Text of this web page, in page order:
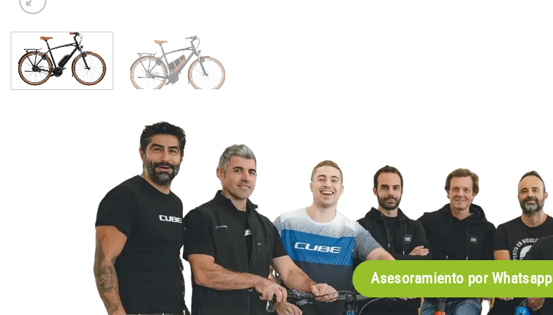
Asesoramiento por Whatsapp